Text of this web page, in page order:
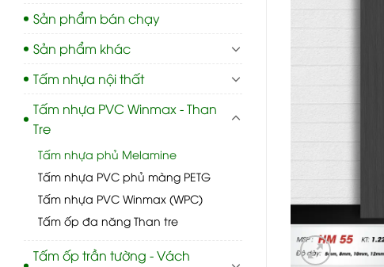
Sản phẩm bán chạy
Sản phẩm khác
Tấm nhựa nội thất
Tấm nhựa PVC Winmax - Than
Tre
Tấm nhựa phủ Melamine
Tấm nhựa PVC phủ màng PETG
Tấm nhựa PVC Winmax (WPC)
Tấm ốp đa năng Than tre
Tấm ốp trần tường - Vách